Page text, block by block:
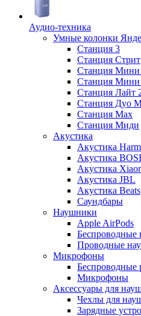
Аудио-техника
Умные колонки
Станция 3
Станция Стрит
Станция
Станция Мини
Станция Лайт
Станция Дуо
Станция Max
Станция Миди
Акустика
Акустика
Акустика
Акустика
Акустика JBL
Акустика Beats
Саундбары
Наушники
Apple AirPods
Беспроводные
Проводные
Микрофоны
Беспроводные
Микрофоны
Аксессуары для
Чехлы для
Зарядные